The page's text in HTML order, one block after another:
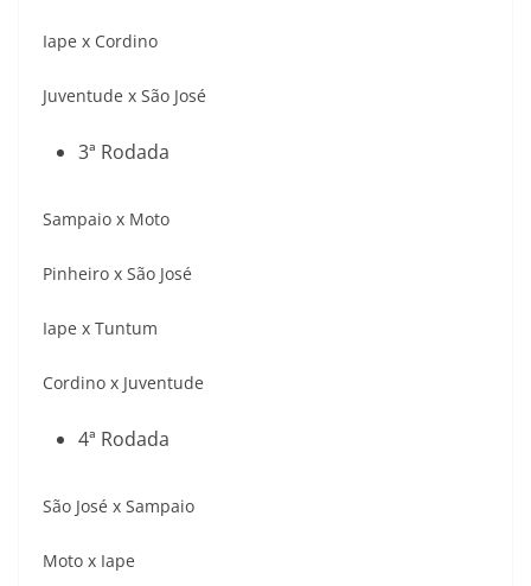
Iape x Cordino
Juventude x São José
3ª Rodada
Sampaio x Moto
Pinheiro x São José
Iape x Tuntum
Cordino x Juventude
4ª Rodada
São José x Sampaio
Moto x Iape